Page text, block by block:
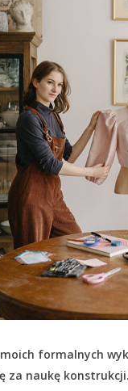
moich formalnych
za naukę